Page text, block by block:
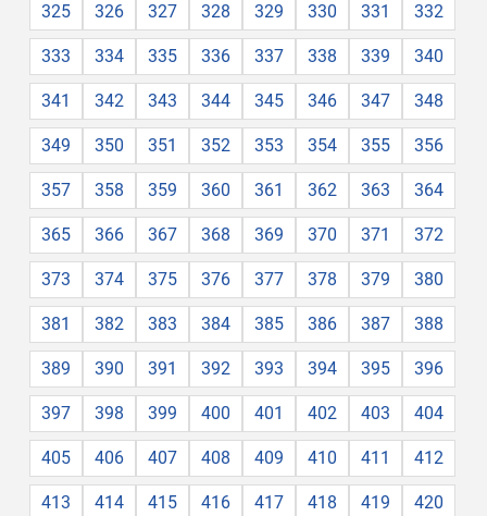
325 326 327 328 329 330 331 332
333 334 335 336 337 338 339 340
341 342 343 344 345 346 347 348
349 350 351 352 353 354 355 356
357 358 359 360 361 362 363 364
365 366 367 368 369 370 371 372
373 374 375 376 377 378 379 380
381 382 383 384 385 386 387 388
389 390 391 392 393 394 395 396
397 398 399 400 401 402 403 404
405 406 407 408 409 410 411 412
413 414 415 416 417 418 419 420